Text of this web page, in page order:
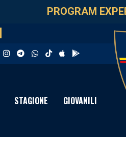
PROGRAM
STAGIONE GIOVANILI